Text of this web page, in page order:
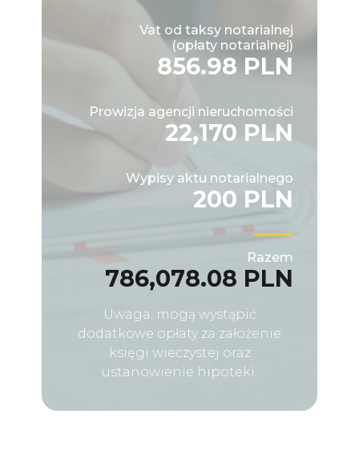
Vat od taksy notarialnej
(opłaty notarialnej)
856.98 PLN
Prowizja agencji nieruchomości
22,170 PLN
Wypisy aktu notarialnego
200 PLN
Razem
786,078.08 PLN
Uwaga: mogą wystąpić
dodatkowe opłaty za założenie
księgi wieczystej oraz
ustanowienie hipoteki.